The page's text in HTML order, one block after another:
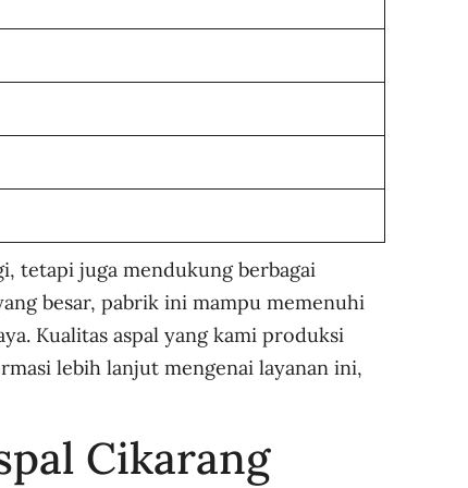
tetapi juga mendukung berbagai
besar, pabrik ini mampu memenuhi
Kualitas aspal yang kami produksi
lebih lanjut mengenai layanan ini,
Cikarang